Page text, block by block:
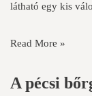
látható egy kis
Read More »
A pécsi